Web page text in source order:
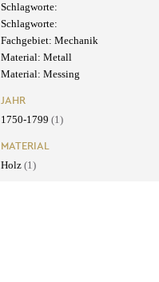
Schlagworte:
Schlagworte:
Fachgebiet: Mechanik
Material: Metall
Material: Messing
JAHR
1750-1799 (1)
MATERIAL
Holz (1)